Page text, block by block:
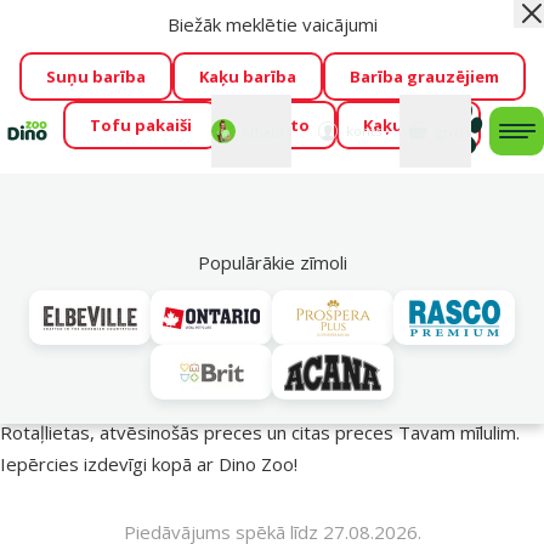
Visu mēnesi Dino Zoo piedāvā lieliskas cenas mīluļu TOP
barībām! 🍖→Skatīt piedāvājumu!
Fotokonkurss “GADA ŪSAIŅI”!
Varbūt tieši Tavs mīlulis
būs 2027. gada zvaigzne
→Piedalīties
Mans
konts
Biežāk meklētie vaicājumi
Suņu barība Kaķu barība Barība grauzējiem
Tofu pakaiši Foresto Kaķu mājas
Populārākie zīmoli
Vasara turpinās – atlaides katrai gaumei!
Rotaļlietas, atvēsinošās preces un citas preces Tavam mīlulim.
Iepērcies izdevīgi kopā ar Dino Zoo!
Piedāvājums spēkā līdz 27.08.2026.